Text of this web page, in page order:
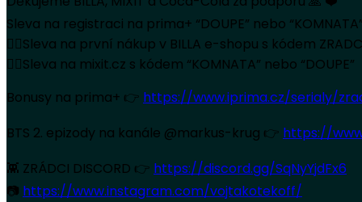
Sleva na registraci na prima+ “DOUPE” nebo “KOMNATA”
👉🏻Sleva na první nákup v BILLA e-shopu s kódem
👉🏻Sleva na mixit.cz s kódem “KOMNATA” nebo “DOUPE”
Bonusy na prima+ 👉 https://www.iprima.cz/serialy/
BTS 2. epizody na kanále @markus-krug 👉 https://
👾 ZRÁDCI DISCORD 👉 https://discord.gg/SqNyYjdFx6
📷 https://www.instagram.com/vojtakotekoff/